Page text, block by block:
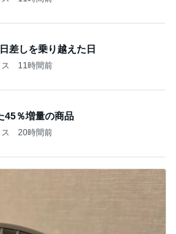
差しを乗り越えた日
11時間前
45％増量の商品
20時間前